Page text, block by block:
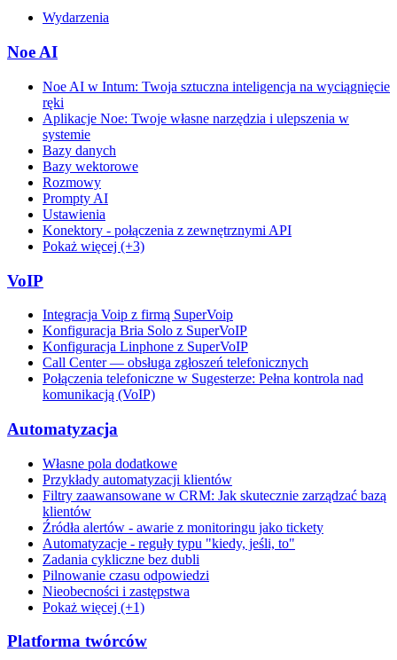
Wydarzenia
Noe AI
Noe AI w Intum: Twoja sztuczna inteligencja na wyciągnięcie
ręki
Aplikacje Noe: Twoje własne narzędzia i ulepszenia w
systemie
Bazy danych
Bazy wektorowe
Rozmowy
Prompty AI
Ustawienia
Konektory - połączenia z zewnętrznymi API
Pokaż więcej (+3)
VoIP
Integracja Voip z firmą SuperVoip
Konfiguracja Bria Solo z SuperVoIP
Konfiguracja Linphone z SuperVoIP
Call Center — obsługa zgłoszeń telefonicznych
Połączenia telefoniczne w Sugesterze: Pełna kontrola nad
komunikacją (VoIP)
Automatyzacja
Własne pola dodatkowe
Przykłady automatyzacji klientów
Filtry zaawansowane w CRM: Jak skutecznie zarządzać bazą
klientów
Źródła alertów - awarie z monitoringu jako tickety
Automatyzacje - reguły typu "kiedy, jeśli, to"
Zadania cykliczne bez dubli
Pilnowanie czasu odpowiedzi
Nieobecności i zastępstwa
Pokaż więcej (+1)
Platforma twórców